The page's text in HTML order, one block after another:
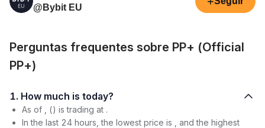
@Bybit EU
Perguntas frequentes sobre PP+ (Official
PP+)
1. How much is today?
As of , () is trading at .
In the last 24 hours, the lowest price is , and the highest